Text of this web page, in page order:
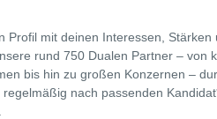
Profil mit deinen Interessen, Stärken
rund 750 Dualen Partner – von
bis hin zu großen Konzernen –
nach passenden